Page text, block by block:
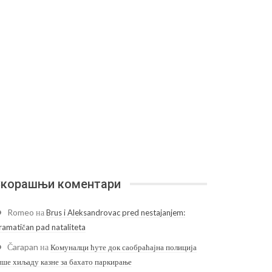
коментари
Romeo наBrus i Aleksandrovac pred nestajanjem:
pad nataliteta
Čarapan наКомуналци ћуте док саобраћајна полиција
хиљаду казне за бахато паркирање